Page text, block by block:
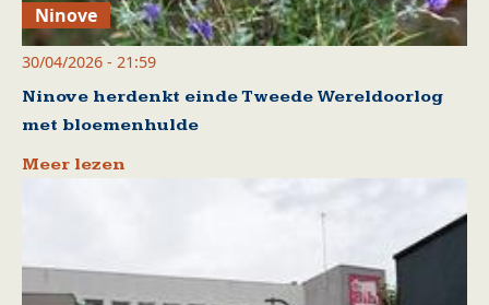
Ninove
30/04/2026 - 21:59
Ninove herdenkt einde Tweede Wereldoorlog
met bloemenhulde
Meer lezen